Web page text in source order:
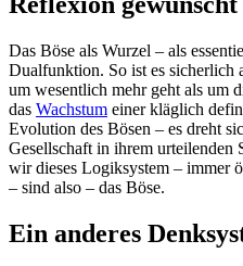
Das Böse als Wurzel – als
Dualfunktion. So ist es sicherlich
um wesentlich mehr geht als um
das Wachstum einer kläglich
Evolution des Bösen – es dreht
Gesellschaft in ihrem
wir dieses Logiksystem – immer
– sind also – das Böse.
Ein anderes